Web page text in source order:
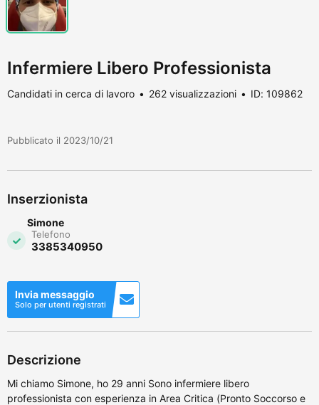
Infermiere Libero Professionista
Candidati in cerca di lavoro 262 visualizzazioni ID: 109862
Pubblicato il 2023/10/21
Inserzionista
Simone
Telefono
3385340950
Invia messaggio
Solo per utenti registrati
Descrizione
Mi chiamo Simone, ho 29 anni Sono infermiere libero
professionista con esperienza in Area Critica (Pronto Soccorso e